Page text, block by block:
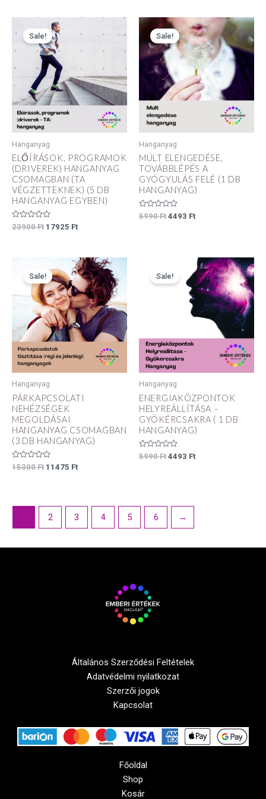
Sale!
Hanganyag
ELŐÍRÁSOK, PROGRAMOK
(DRIVEREK) HANGANYAG
CSOMAGBAN (TA
VÉGZETTEKNEK) (5 DB
HANGANYAG EGYBEN)
Értékelés:
0
23900Ft
Original
price
was:
23900 Ft.
17925 Ft
price
17925 Ft.
Sale!
Hanganyag
MÚLT ELENGEDÉSE,
TOVÁBBLÉPÉS A
GYÓGYULÁS FELÉ (1 DB
HANGANYAG)
Értékelés:
0
5990Ft
Original
price
was:
5990 Ft.
4493 Ft
Current
price
is:
4493 Ft.
Sale!
Hanganyag
PÁRKAPCSOLATI
NEHÉZSÉGEK
MEGOLDÁSAI
HANGANYAG CSOMAGBAN
(3 DB HANGANYAG)
Értékelés:
0
15300Ft
Original
price
was:
15300 Ft.
11475 Ft
Current
price
is:
11475 Ft.
Sale!
Hanganyag
ENERGIAKÖZPONTOK
HELYREÁLLÍTÁSA –
GYÖKÉRCSAKRA ( 1 DB
HANGANYAG)
Értékelés:
0
5990Ft
Original
price
was:
5990 Ft.
4493 Ft
Current
price
is:
4493 Ft.
2 3 4 5 6 →
Általános Szerződési Feltételek
Adatvédelmi nyilatkozat
Szerzői jogok
Kapcsolat
Főoldal
Shop
Kosár